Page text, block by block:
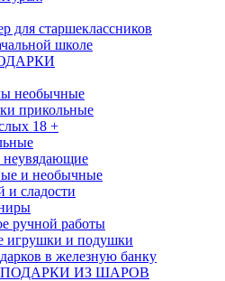
для старшеклассников
школе
необычные
прикольные
18 +
и необычные
и сладости
ручной работы
игрушки и подушки
в железную банку
ИЗ ШАРОВ